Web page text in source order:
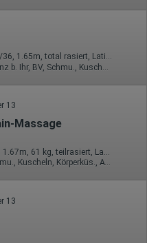
35 Jahre, 75C, KF 34/36, 1.65m, total rasiert, Latina
13
Massage
ZK, DT, NSa, BV, Schmu., Kuscheln, Körperküs., AV b. Ihm
13